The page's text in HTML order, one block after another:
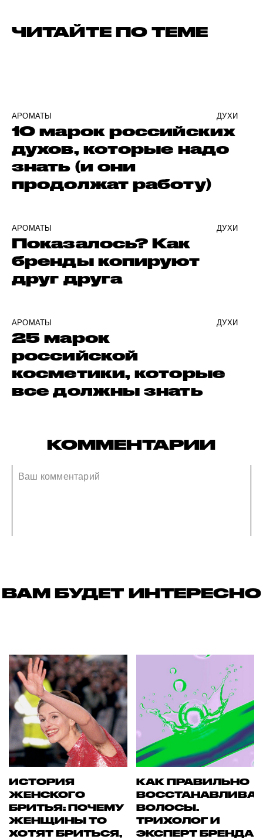
ЧИТАЙТЕ ПО ТЕМЕ
АРОМАТЫ ДУХИ
10 марок российских
духов, которые надо
знать (и они
продолжат работу)
АРОМАТЫ ДУХИ
Показалось? Как
бренды копируют
друг друга
АРОМАТЫ ДУХИ
25 марок
российской
косметики, которые
все должны знать
КОММЕНТАРИИ
ВАМ БУДЕТ ИНТЕРЕСНО
ИСТОРИЯ
ЖЕНСКОГО
БРИТЬЯ: ПОЧЕМУ
ЖЕНЩИНЫ ТО
ХОТЯТ БРИТЬСЯ,
КАК ПРАВИЛЬНО
ВОЛОСЫ.
ТРИХОЛОГ И
ЭКСПЕРТ БРЕНДА